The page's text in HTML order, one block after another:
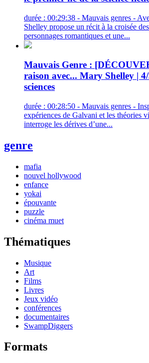
durée : 00:29:38 - Mauvais genres -
Shelley propose un récit à la croisée
personnages romantiques et une...
Mauvais Genre :
raison avec... Mary Shelley | 4/
sciences
durée : 00:28:50 - Mauvais genres -
expériences de Galvani et les théories
interroge les dérives d’une...
genre
mafia
nouvel hollywood
enfance
yokai
épouvante
puzzle
cinéma muet
Thématiques
Musique
Art
Films
Livres
Jeux vidéo
conférences
documentaires
SwampDiggers
Formats